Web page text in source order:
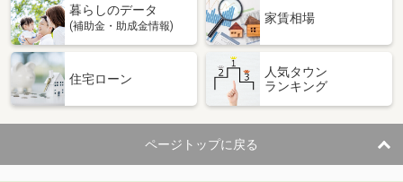
暮らしのデータ
(補助金・助成金情報)
家賃相場
住宅ローン
人気タウン
ランキング
ページトップに戻る